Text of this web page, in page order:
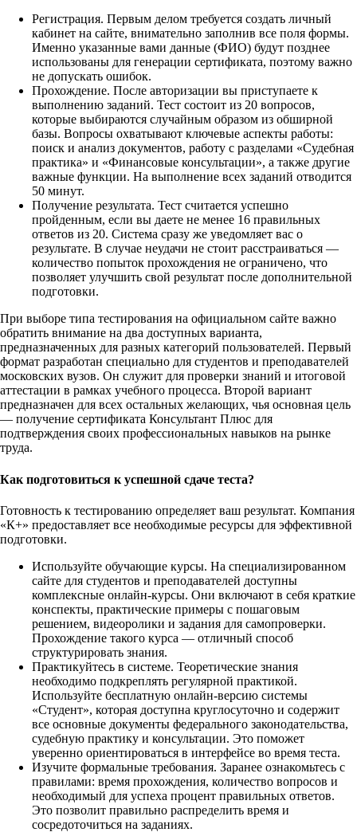
Регистрация. Первым делом требуется создать личный
кабинет на сайте, внимательно заполнив все поля формы.
Именно указанные вами данные (ФИО) будут позднее
использованы для генерации сертификата, поэтому важно
не допускать ошибок.
Прохождение. После авторизации вы приступаете к
выполнению заданий. Тест состоит из 20 вопросов,
которые выбираются случайным образом из обширной
базы. Вопросы охватывают ключевые аспекты работы:
поиск и анализ документов, работу с разделами «Судебная
практика» и «Финансовые консультации», а также другие
важные функции. На выполнение всех заданий отводится
50 минут.
Получение результата. Тест считается успешно
пройденным, если вы даете не менее 16 правильных
ответов из 20. Система сразу же уведомляет вас о
результате. В случае неудачи не стоит расстраиваться —
количество попыток прохождения не ограничено, что
позволяет улучшить свой результат после дополнительной
подготовки.
При выборе типа тестирования на официальном сайте важно
обратить внимание на два доступных варианта,
предназначенных для разных категорий пользователей. Первый
формат разработан специально для студентов и преподавателей
московских вузов. Он служит для проверки знаний и итоговой
аттестации в рамках учебного процесса. Второй вариант
предназначен для всех остальных желающих, чья основная цель
— получение сертификата Консультант Плюс для
подтверждения своих профессиональных навыков на рынке
труда.
Как подготовиться к успешной сдаче теста?
Готовность к тестированию определяет ваш результат. Компания
«К+» предоставляет все необходимые ресурсы для эффективной
подготовки.
Используйте обучающие курсы. На специализированном
сайте для студентов и преподавателей доступны
комплексные онлайн-курсы. Они включают в себя краткие
конспекты, практические примеры с пошаговым
решением, видеоролики и задания для самопроверки.
Прохождение такого курса — отличный способ
структурировать знания.
Практикуйтесь в системе. Теоретические знания
необходимо подкреплять регулярной практикой.
Используйте бесплатную онлайн-версию системы
«Студент», которая доступна круглосуточно и содержит
все основные документы федерального законодательства,
судебную практику и консультации. Это поможет
уверенно ориентироваться в интерфейсе во время теста.
Изучите формальные требования. Заранее ознакомьтесь с
правилами: время прохождения, количество вопросов и
необходимый для успеха процент правильных ответов.
Это позволит правильно распределить время и
сосредоточиться на заданиях.